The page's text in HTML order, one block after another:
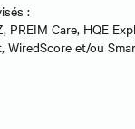
:
PREIM Care, HQE
WiredScore et/ou